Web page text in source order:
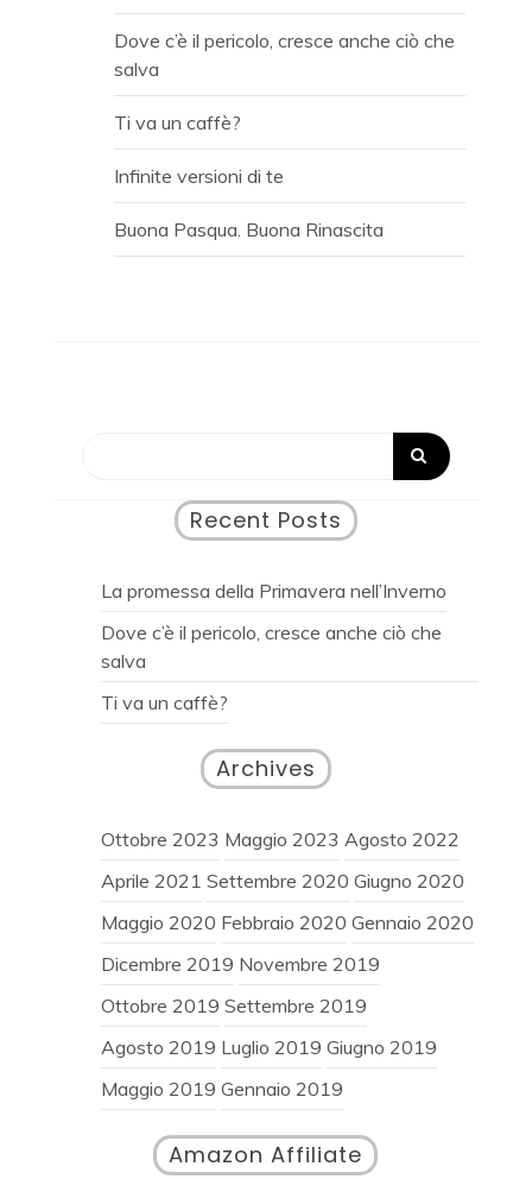
Dove c’è il pericolo, cresce anche ciò che
salva
Ti va un caffè?
Infinite versioni di te
Buona Pasqua. Buona Rinascita
Recent Posts
La promessa della Primavera nell’Inverno
Dove c’è il pericolo, cresce anche ciò che
salva
Ti va un caffè?
Archives
Ottobre 2023 Maggio 2023 Agosto 2022
Aprile 2021 Settembre 2020 Giugno 2020
Maggio 2020 Febbraio 2020 Gennaio 2020
Dicembre 2019 Novembre 2019
Ottobre 2019 Settembre 2019
Agosto 2019 Luglio 2019 Giugno 2019
Maggio 2019 Gennaio 2019
Amazon Affiliate